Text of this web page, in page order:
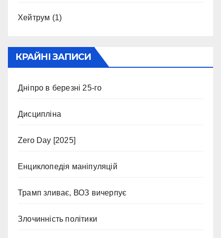
Хейтрум (1)
КРАЙНІ ЗАПИСИ
Дніпро в березні 25-го
Дисципліна
Zero Day [2025]
Енциклопедія маніпуляцій
Трамп зливає, ВОЗ вичерпує
Злочинність політики